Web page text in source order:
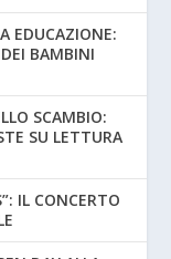
EDUCAZIONE:
BAMBINI
SCAMBIO:
SU LETTURA
IL CONCERTO